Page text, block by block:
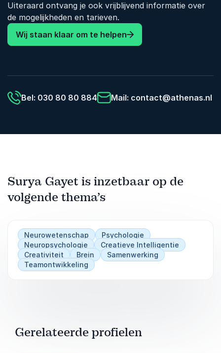
Uiteraard ontvang je ook vrijblijvend informatie over
de mogelijkheden en tarieven.
Wij staan klaar om te helpen
Bel: 030 80 80 884 Mail: contact@athenas.nl
Surya Gayet is inzetbaar op de
volgende thema’s
Neurowetenschap
Psychologie
Neuropsychologie
Creatieve Intelligentie
Creativiteit
Brein
Samenwerking
Teamontwikkeling
Gerelateerde profielen